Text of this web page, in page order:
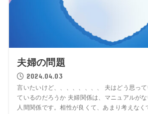
夫婦の問題
2024.04.03
言いたいけど、、、、、、、、 夫はどう思っ
ているのだろうか 夫婦関係は、マニュアルが
人間関係です。相性が良くて、あまり考えな